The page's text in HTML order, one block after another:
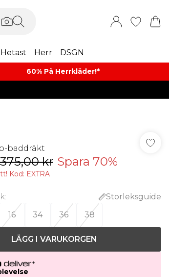
Hetast Herr DSGN
60% På Herrkläder!*​
baddräkt
375,00 kr Spara 70%
Kod: EXTRA
:
Storleksguide
16 34 36 38
LÄGG I VARUKORGEN